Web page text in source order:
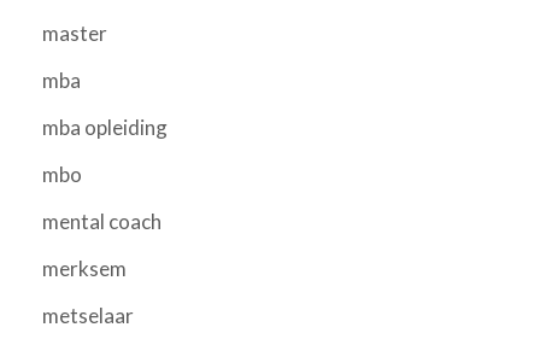
master
mba
mba opleiding
mbo
mental coach
merksem
metselaar